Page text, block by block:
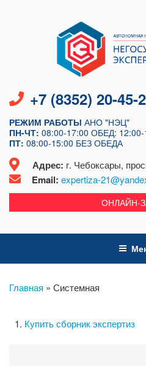
содержимому
+7 (8352) 20-45-
РЕЖИМ РАБОТЫ АНО "НЭЦ"
ПН-ЧТ: 08:00-17:00 ОБЕД: 12:00-
ПТ: 08:00-15:00 БЕЗ ОБЕДА
Адрес: г. Чебоксары,
Email: expertiza-
ОНЛАЙН-
Главная » Системная
Купить сборник экспертиз